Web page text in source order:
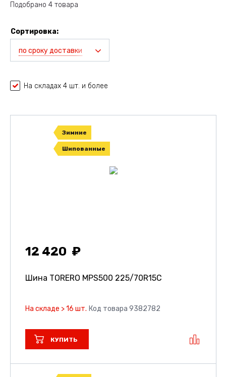
Подобрано 4 товара
Сортировка:
по сроку доставки
На складах 4 шт. и более
Зимние
Шипованные
12 420
Шина TORERO MPS500 225/70R15C
На складе > 16 шт. Код товара 9382782
КУПИТЬ